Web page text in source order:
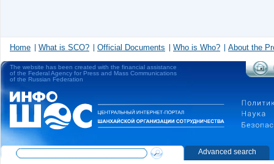
Home What is SCO? Official Documents Who is Who? About the
The website has been created with the financial assistance
of the Federal Agency for Press and Mass Communications
of the Russian Federation
Advanced search